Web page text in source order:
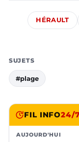
HÉRAULT
SUJETS
#plage
FIL INFO24/7
AUJOURD'HUI